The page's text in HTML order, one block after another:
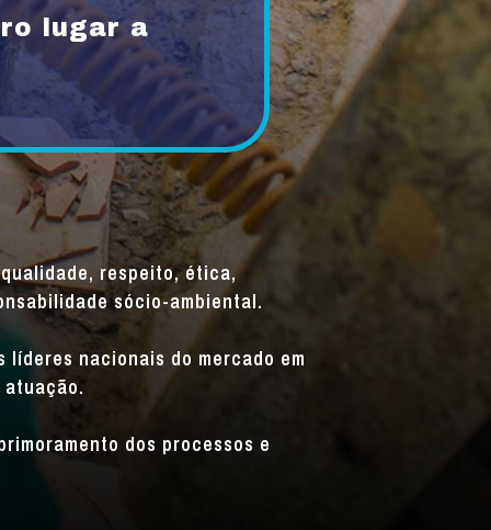
lugar a
respeito, ética,
sócio-ambiental.
nacionais do mercado em
dos processos e